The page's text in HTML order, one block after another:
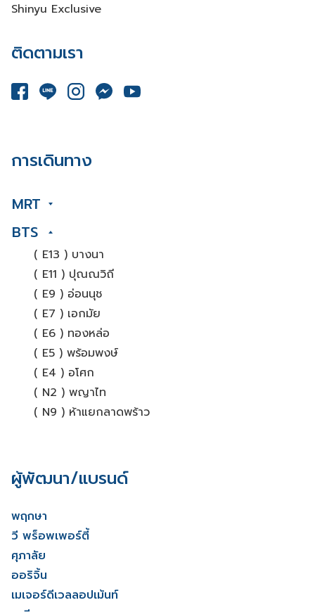
Shinyu Exclusive
ติดตามเรา
การเดินทาง
MRT
BTS
( E13 ) บางนา
( E11 ) ปุณณวิถี
( E9 ) อ่อนนุช
( E7 ) เอกมัย
( E6 ) ทองหล่อ
( E5 ) พร้อมพงษ์
( E4 ) อโศก
( N2 ) พญาไท
( N9 ) ห้าแยกลาดพร้าว
ผู้พัฒนา/แบรนด์
พฤกษา
วี พร็อพเพอร์ตี้
ศุภาลัย
ออริจิ้น
เมเจอร์ดีเวลลอปเม้นท์